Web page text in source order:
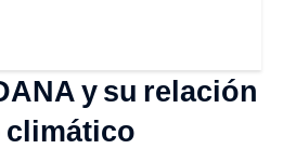
y su relación
climático